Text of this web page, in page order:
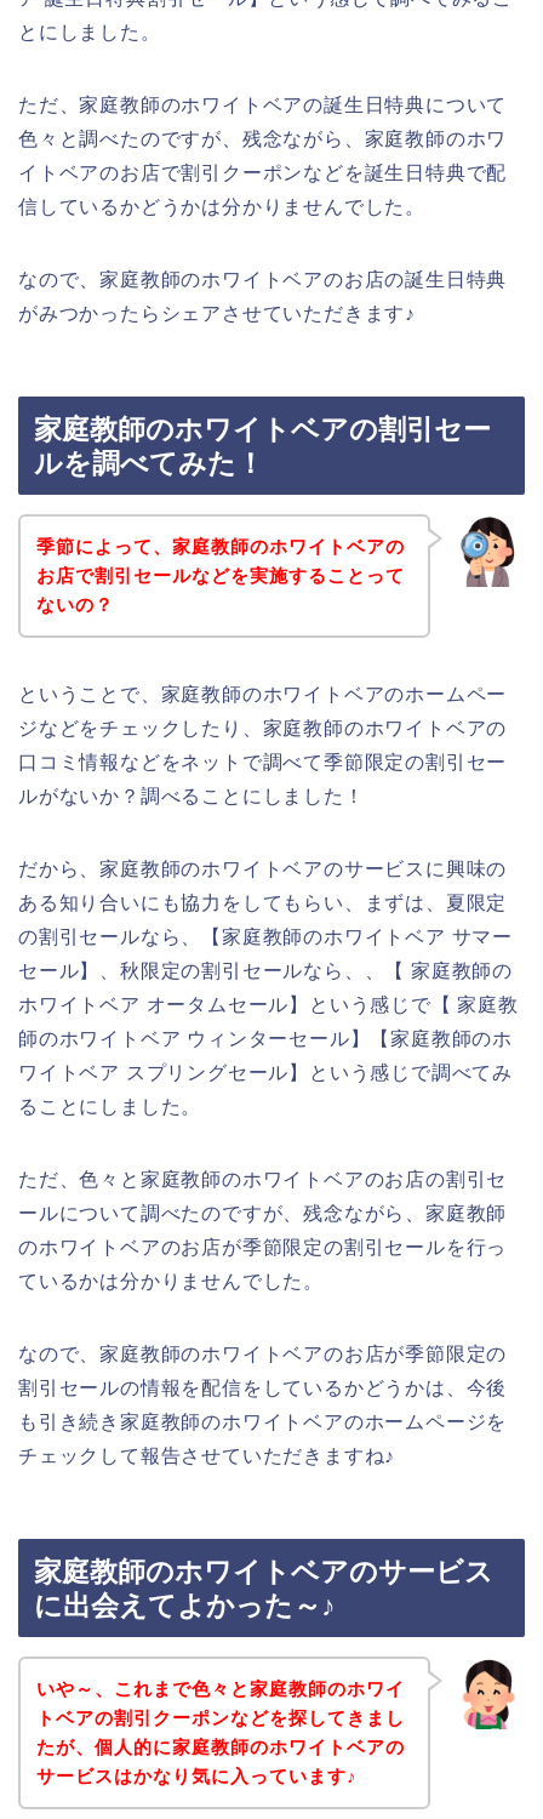
とにしました。
ただ、家庭教師のホワイトベアの誕生日特典について
色々と調べたのですが、残念ながら、家庭教師のホワ
イトベアのお店で割引クーポンなどを誕生日特典で配
信しているかどうかは分かりませんでした。
なので、家庭教師のホワイトベアのお店の誕生日特典
がみつかったらシェアさせていただきます♪
家庭教師のホワイトベアの割引セー
ルを調べてみた！
季節によって、家庭教師のホワイトベアの
お店で割引セールなどを実施することって
ないの？
ということで、家庭教師のホワイトベアのホームペー
ジなどをチェックしたり、家庭教師のホワイトベアの
口コミ情報などをネットで調べて季節限定の割引セー
ルがないか？調べることにしました！
だから、家庭教師のホワイトベアのサービスに興味の
ある知り合いにも協力をしてもらい、まずは、夏限定
の割引セールなら、【家庭教師のホワイトベア サマー
セール】、秋限定の割引セールなら、、【 家庭教師の
ホワイトベア オータムセール】という感じで【 家庭教
師のホワイトベア ウィンターセール】【家庭教師のホ
ワイトベア スプリングセール】という感じで調べてみ
ることにしました。
ただ、色々と家庭教師のホワイトベアのお店の割引セ
ールについて調べたのですが、残念ながら、家庭教師
のホワイトベアのお店が季節限定の割引セールを行っ
ているかは分かりませんでした。
なので、家庭教師のホワイトベアのお店が季節限定の
割引セールの情報を配信をしているかどうかは、今後
も引き続き家庭教師のホワイトベアのホームページを
チェックして報告させていただきますね♪
家庭教師のホワイトベアのサービス
に出会えてよかった～♪
いや～、これまで色々と家庭教師のホワイ
トベアの割引クーポンなどを探してきまし
たが、個人的に家庭教師のホワイトベアの
サービスはかなり気に入っています♪